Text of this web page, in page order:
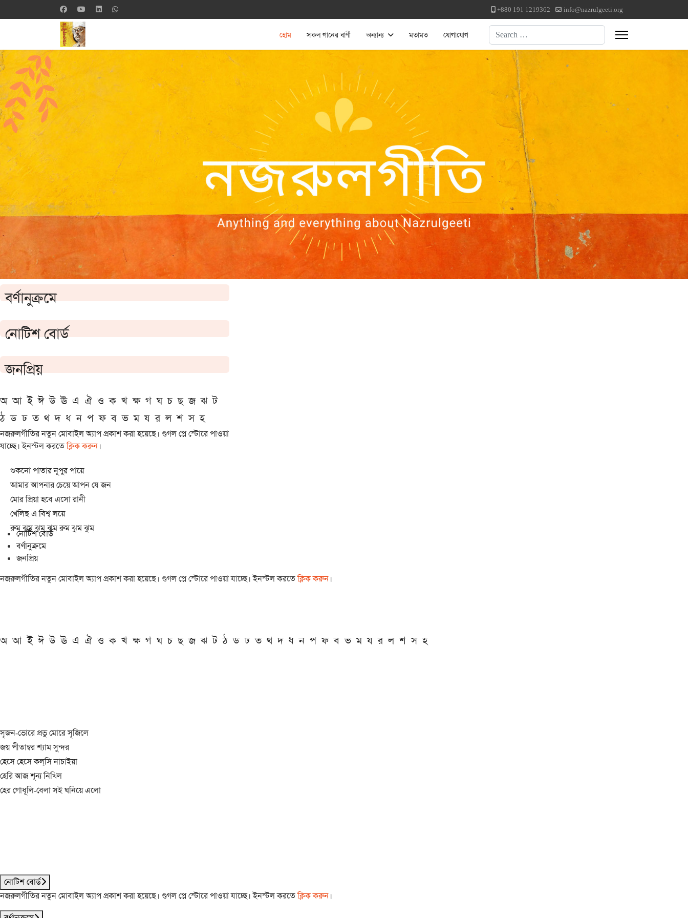
+880 191 1219362 info@nazrulgeeti.org
হোম সকল গানের বাণী অন্যান্য মতামত যোগাযোগ Search
বর্ণানুক্রমে
নোটিশ বোর্ড
জনপ্রিয়
অ আ ই ঈ উ ঊ এ ঐ ও ক খ ক্ষ গ ঘ চ ছ জ ঝ ট
ঠ ড ঢ ত থ দ ধ ন প ফ ব ভ ম য র ল শ স হ
নজরুলগীতির নতুন মোবাইল অ্যাপ প্রকাশ করা হয়েছে। গুগল প্লে স্টোরে পাওয়া
যাচ্ছে। ইনস্টল করতেক্লিক করুন।
শুকনো পাতার নূপুর পায়ে
আমার আপনার চেয়ে আপন যে জন
মোর প্রিয়া হবে এসো রানী
খেলিছ এ বিশ্ব লয়ে
রুম্ ঝুম্ ঝুম্ ঝুম্ রুম্ ঝুম্ ঝুম্
নোটিশ বোর্ড
বর্ণানুক্রমে
জনপ্রিয়
নজরুলগীতির নতুন মোবাইল অ্যাপ প্রকাশ করা হয়েছে। গুগল প্লে স্টোরে পাওয়া যাচ্ছে। ইনস্টল করতেক্লিক করুন।
অ আ ই ঈ উ ঊ এ ঐ ও ক খ ক্ষ গ ঘ চ ছ জ ঝ ট ঠ ড ঢ ত থ দ ধ ন প ফ ব ভ ম য র ল শ স হ
সৃজন-ভোরে প্রভু মোরে সৃজিলে
জয় পীতাম্বর শ্যাম সুন্দর
হেসে হেসে কল্‌সি নাচাইয়া
হেরি আজ শূন্য নিখিল
হের গোধূলি-বেলা সই ঘনিয়ে এলো
নোটিশ বোর্ড
নজরুলগীতির নতুন মোবাইল অ্যাপ প্রকাশ করা হয়েছে। গুগল প্লে স্টোরে পাওয়া যাচ্ছে। ইনস্টল করতেক্লিক করুন।